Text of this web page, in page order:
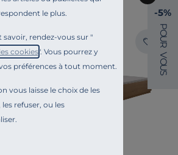
le plus.
rendez-vous sur "
cookies". Vous pourrez y
préférences à tout moment.
vous laisse le choix de les
refuser, ou les
Liv. offerte
-5%
P
O
U
R
V
O
U
S